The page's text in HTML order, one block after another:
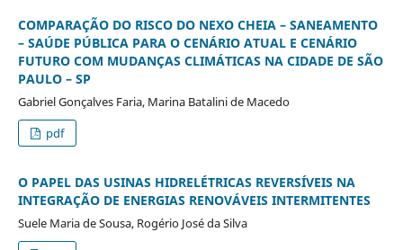
COMPARAÇÃO DO RISCO DO NEXO CHEIA – SANEAMENTO
– SAÚDE PÚBLICA PARA O CENÁRIO ATUAL E CENÁRIO
FUTURO COM MUDANÇAS CLIMÁTICAS NA CIDADE DE SÃO
PAULO – SP
Gabriel Gonçalves Faria, Marina Batalini de Macedo
pdf
O PAPEL DAS USINAS HIDRELÉTRICAS REVERSÍVEIS NA
INTEGRAÇÃO DE ENERGIAS RENOVÁVEIS INTERMITENTES
Suele Maria de Sousa, Rogério José da Silva